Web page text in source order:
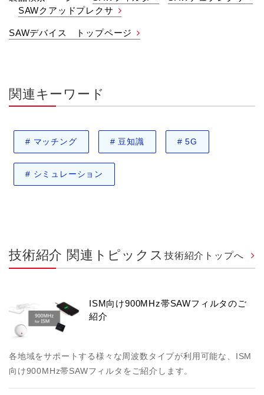
SAWクアッドプレクサ
SAWデバイス トップページ
関連キーワード
# マッチング # 豆知識 # 5G
# シミュレーション
技術紹介 関連トピックス 技術紹介トップへ
ISM向け900MHz帯SAWフィルタのご
紹介
各地域をサポートする様々な周波数タイプが利用可能な、ISM
向け900MHz帯SAWフィルタをご紹介します。